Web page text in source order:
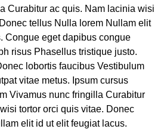
Curabitur ac quis. Nam lacinia wisi
tellus Nulla lorem Nullam elit
Congue eget dapibus congue
risus Phasellus tristique justo.
lobortis faucibus Vestibulum
vitae metus. Ipsum cursus
Vivamus nunc fringilla Curabitur
tortor orci quis vitae. Donec
elit id ut elit feugiat lacus.